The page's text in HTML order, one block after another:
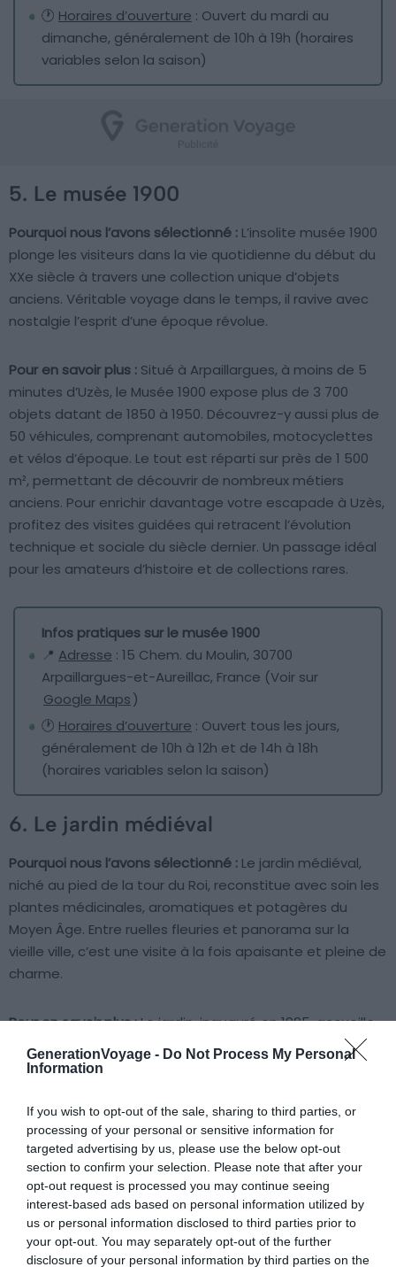
GenerationVoyage - Do Not Process My Personal
Information
If you wish to opt-out of the sale, sharing to third parties, or
processing of your personal or sensitive information for
targeted advertising by us, please use the below opt-out
section to confirm your selection. Please note that after your
opt-out request is processed you may continue seeing
interest-based ads based on personal information utilized by
us or personal information disclosed to third parties prior to
your opt-out. You may separately opt-out of the further
disclosure of your personal information by third parties on the
🕐 Horaires d’ouverture : Ouvert du mardi au
dimanche, généralement de 10h à 19h (horaires
variables selon la saison)
5. Le musée 1900
Pourquoi nous l’avons sélectionné : L’insolite musée 1900
plonge les visiteurs dans la vie quotidienne du début du
XXe siècle à travers une collection unique d’objets
anciens. Véritable voyage dans le temps, il ravive avec
nostalgie l’esprit d’une époque révolue.
Pour en savoir plus : Situé à Arpaillargues, à moins de 5
minutes d’Uzès, le Musée 1900 expose plus de 3 700
objets datant de 1850 à 1950. Découvrez-y aussi plus de
50 véhicules, comprenant automobiles, motocyclettes
et vélos d’époque. Le tout est réparti sur près de 1 500
m², permettant de découvrir de nombreux métiers
anciens. Pour enrichir davantage votre escapade à Uzès,
profitez des visites guidées qui retracent l’évolution
technique et sociale du siècle dernier. Un passage idéal
pour les amateurs d’histoire et de collections rares.
Infos pratiques sur le musée 1900
📍 Adresse : 15 Chem. du Moulin, 30700
Arpaillargues-et-Aureillac, France (Voir sur
Google Maps)
🕐 Horaires d’ouverture : Ouvert tous les jours,
généralement de 10h à 12h et de 14h à 18h
(horaires variables selon la saison)
6. Le jardin médiéval
Pourquoi nous l’avons sélectionné : Le jardin médiéval,
niché au pied de la tour du Roi, reconstitue avec soin les
plantes médicinales, aromatiques et potagères du
Moyen Âge. Entre ruelles fleuries et panorama sur la
vieille ville, c’est une visite à la fois apaisante et pleine de
charme.
Pour en savoir plus :Le jardin, inauguré en 1995, accueille
plus de 300 variétés de plantes cultivées selon des
méthodes médiévales. Son sentier, bordé de fleurs
panoramique offrant une belle vue sur Uzès. Profitez
d’une visite guidée pour découvrir les utilisations
historiques des plantes pour la santé et la cuisine.
Prévoyez environ une heure sur place et vérifiez les
horaires qui peuvent varier selon la saison. Si vous
cherchez que faire à Uzès pour vous ressourcer en pleine
nature, ce jardin est idéal.